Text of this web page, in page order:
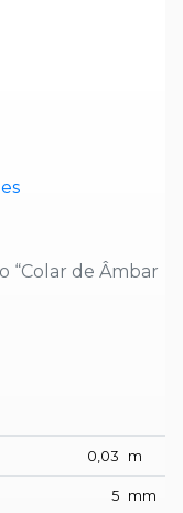
“Colar de Âmbar
0,03 m
5 mm